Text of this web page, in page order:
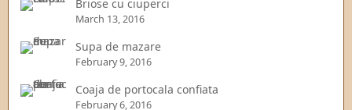
Briose cu ciuperci
March 13, 2016
Supa de mazare
February 9, 2016
Coaja de portocala confiata
February 6, 2016